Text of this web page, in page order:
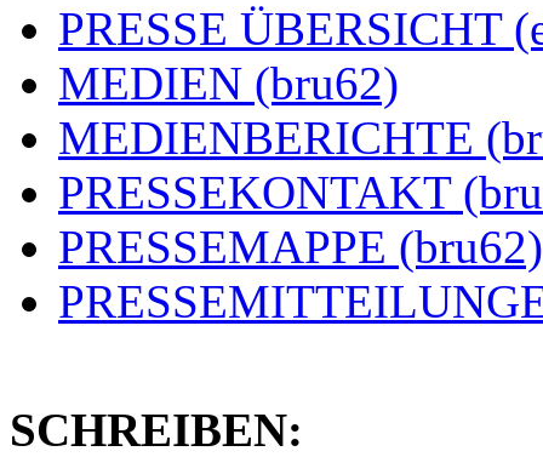
PRESSE ÜBERSICHT
MEDIEN (bru62)
MEDIENBERICHTE
PRESSEKONTAKT
PRESSEMAPPE (bru62)
SCHREIBEN: